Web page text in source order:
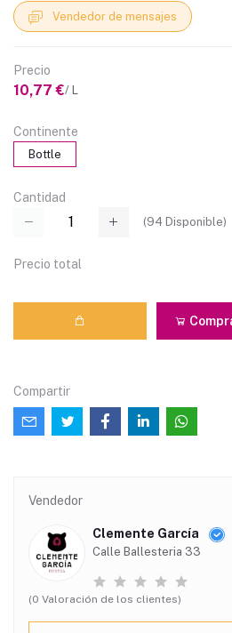
Vendedor de mensajes
Precio
10,77 €/ L
Continente
Bottle
Cantidad
(94 Disponible)
Precio total
Compartir
Vendedor
Clemente García
Calle Ballesteria 33
(0 Valoración de los clientes)